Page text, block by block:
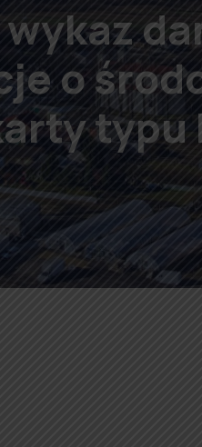
o
typu